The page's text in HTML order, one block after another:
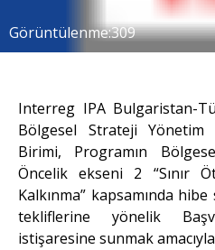
Görüntülenme:309
Interreg IPA Bulgaristan-
Bölgesel Strateji Yönetim
Birimi, Programın
Öncelik ekseni 2 “Sınır
Kalkınma” kapsamında
tekliflerine yönelik
istişaresine sunmak amacıyla